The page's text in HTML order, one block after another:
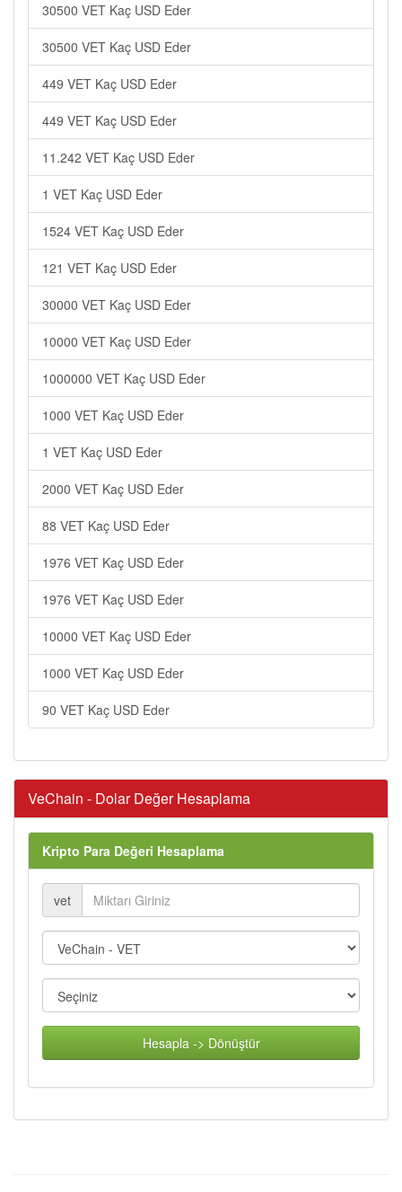
30500 VET Kaç USD Eder
30500 VET Kaç USD Eder
449 VET Kaç USD Eder
449 VET Kaç USD Eder
11.242 VET Kaç USD Eder
1 VET Kaç USD Eder
1524 VET Kaç USD Eder
121 VET Kaç USD Eder
30000 VET Kaç USD Eder
10000 VET Kaç USD Eder
1000000 VET Kaç USD Eder
1000 VET Kaç USD Eder
1 VET Kaç USD Eder
2000 VET Kaç USD Eder
88 VET Kaç USD Eder
1976 VET Kaç USD Eder
1976 VET Kaç USD Eder
10000 VET Kaç USD Eder
1000 VET Kaç USD Eder
90 VET Kaç USD Eder
VeChain - Dolar Değer Hesaplama
Kripto Para Değeri Hesaplama
vet
Hesapla -> Dönüştür